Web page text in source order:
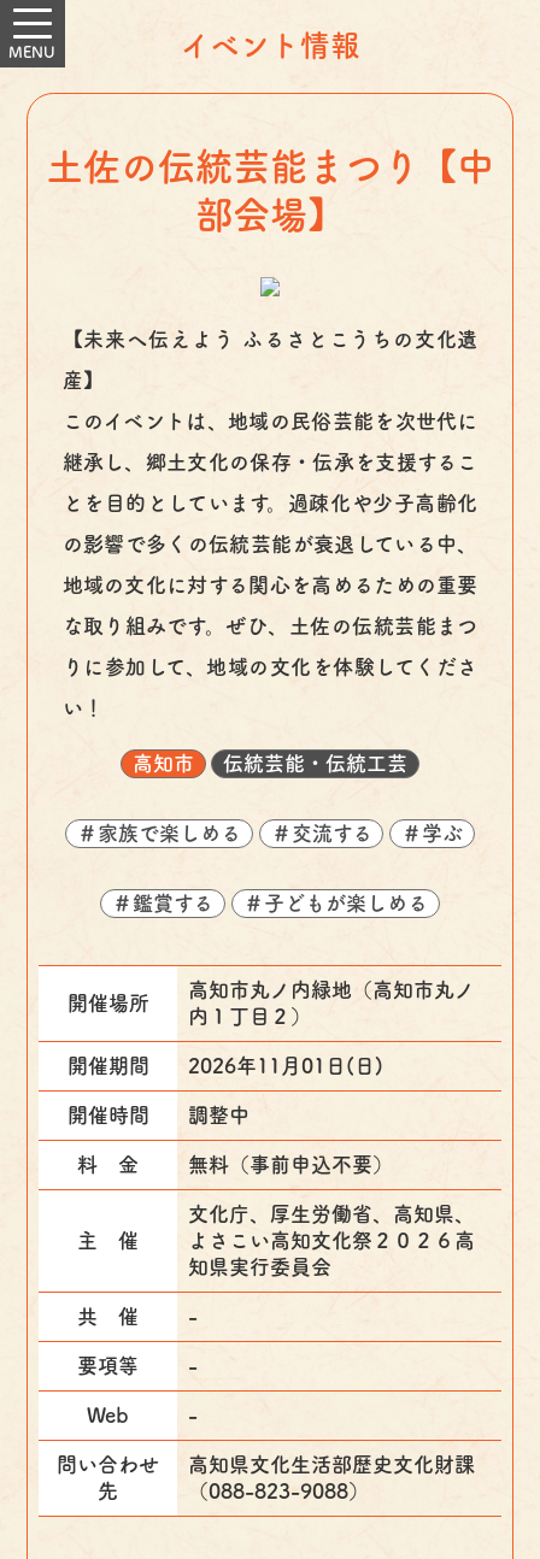
イベント情報
土佐の伝統芸能まつり【中
部会場】
【未来へ伝えよう ふるさとこうちの文化遺
産】
このイベントは、地域の民俗芸能を次世代に
継承し、郷土文化の保存・伝承を支援するこ
とを目的としています。過疎化や少子高齢化
の影響で多くの伝統芸能が衰退している中、
地域の文化に対する関心を高めるための重要
な取り組みです。ぜひ、土佐の伝統芸能まつ
りに参加して、地域の文化を体験してくださ
い！
高知市 伝統芸能・伝統工芸
＃家族で楽しめる ＃交流する ＃学ぶ
＃鑑賞する ＃子どもが楽しめる
開催場所
高知市丸ノ内緑地（高知市丸ノ
内１丁目２）
開催期間 2026年11月01日(日)
開催時間 調整中
料 金 無料（事前申込不要）
主 催
文化庁、厚生労働省、高知県、
よさこい高知文化祭２０２６高
知県実行委員会
共 催 -
要項等 -
Web -
問い合わせ
先
高知県文化生活部歴史文化財課
（088-823-9088）